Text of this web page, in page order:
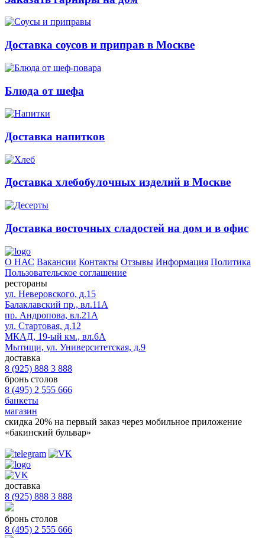
Доставка соусов и приправ в Москве
Блюда от шефа
Доставка напитков
Доставка хлебобулочных изделий в Москве
Доставка восточных сладостей на дом и в офис
О НАС Вакансии Контакты Отзывы Информация Политика
Пользовательское соглашение
рестораны
ул. Неверовского, д.15
Балаклавский пр., вл.11А
пр. Андропова, вл.21А
ул. Стартовая, д.12
МКАД, 19-ый км., вл.6А
Мытищи, ул. Университетская, д.9
доставка
8 (925) 888 3 888
бронь столов
8 (495) 2 555 666
банкеты
магазин
скидка 20% на первый заказ через мобильное приложение
«бакинский бульвар»
доставка
8 (925) 888 3 888
бронь столов
8 (495) 2 555 666